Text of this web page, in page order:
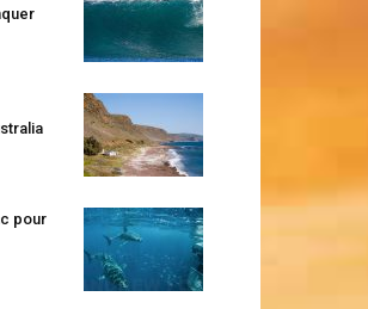
pour